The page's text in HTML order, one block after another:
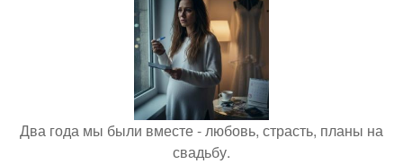
Два года мы были вместе - любовь, страсть, планы на
свадьбу.